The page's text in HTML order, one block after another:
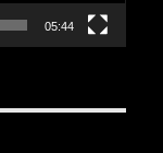
05:44